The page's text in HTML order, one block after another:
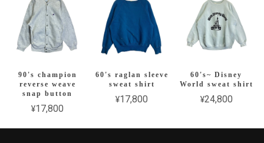
90's champion
reverse weave
snap button
¥17,800
60's raglan sleeve
sweat shirt
¥17,800
60's~ Disney
World sweat shirt
¥24,800